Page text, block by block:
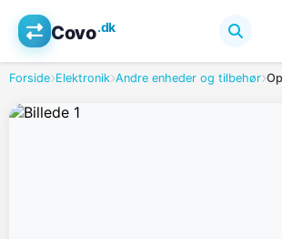
Covo.dk
Forside Elektronik Andre enheder og tilbehør